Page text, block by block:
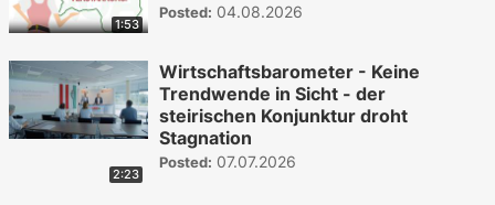
1:53
Posted: 04.08.2026
2:23
Wirtschaftsbarometer - Keine
Trendwende in Sicht - der
steirischen Konjunktur droht
Stagnation
Posted: 07.07.2026